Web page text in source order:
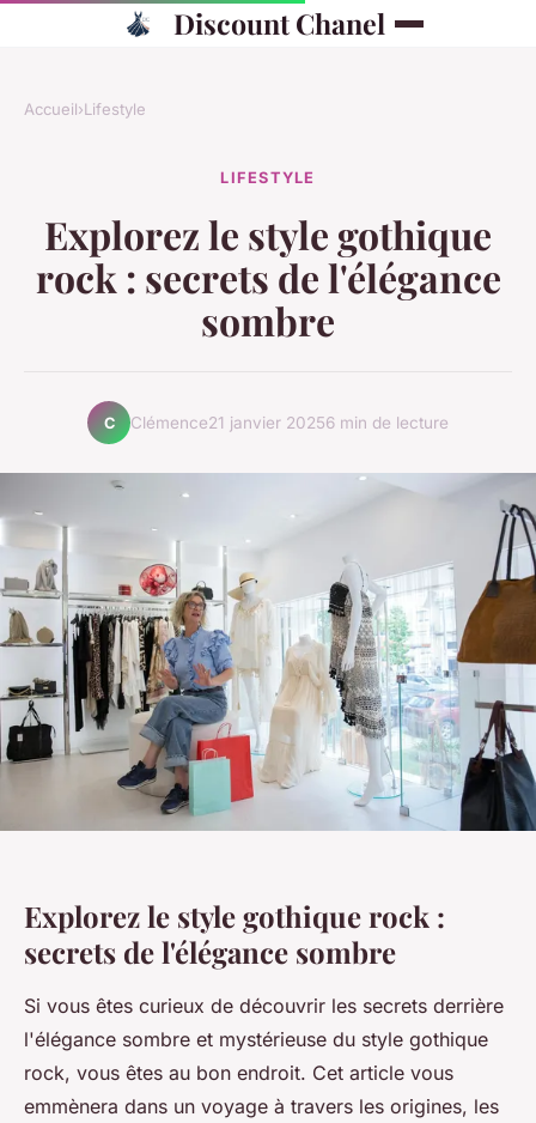
Discount Chanel
Accueil›Lifestyle
LIFESTYLE
Explorez le style gothique
rock : secrets de l'élégance
sombre
C Clémence21 janvier 20256 min de lecture
Explorez le style gothique rock :
secrets de l'élégance sombre
Si vous êtes curieux de découvrir les secrets derrière
l'élégance sombre et mystérieuse du style gothique
rock, vous êtes au bon endroit. Cet article vous
emmènera dans un voyage à travers les origines, les